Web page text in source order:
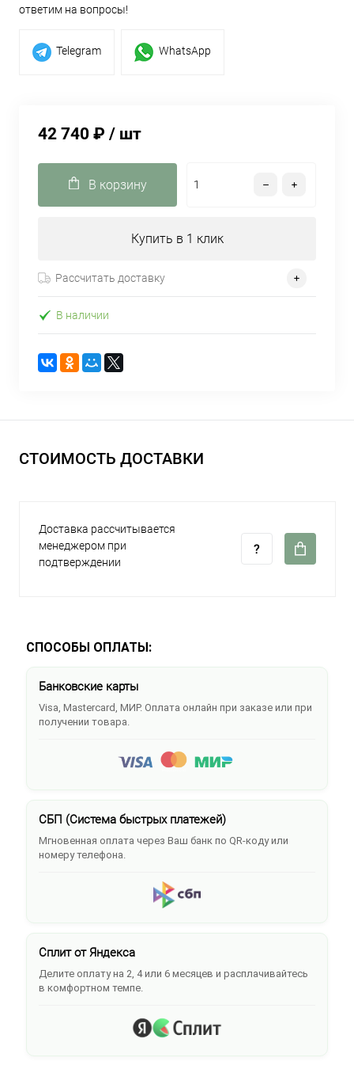
ответим на вопросы!
Telegram WhatsApp
42 740 ₽ / шт
В корзину
Купить в 1 клик
Рассчитать доставку
В наличии
СТОИМОСТЬ ДОСТАВКИ
Доставка рассчитывается
менеджером при
подтверждении
СПОСОБЫ ОПЛАТЫ:
Банковские карты
Visa, Mastercard, МИР. Оплата онлайн при заказе или при
получении товара.
СБП (Система быстрых платежей)
Мгновенная оплата через Ваш банк по QR-коду или
номеру телефона.
Сплит от Яндекса
Делите оплату на 2, 4 или 6 месяцев и расплачивайтесь
в комфортном темпе.